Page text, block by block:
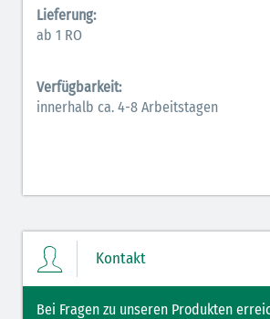
Lieferung:
ab 1 RO
Verfügbarkeit:
innerhalb ca. 4-8 Arbeitstagen
Kontakt
Bei Fragen zu unseren Produkten